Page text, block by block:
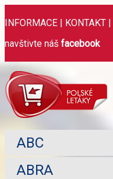
INFORMACE | KONTAKT |
navštivte náš facebook
ABC
ABRA